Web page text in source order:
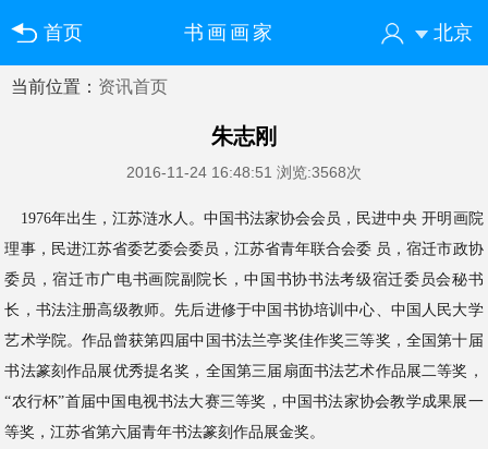
首页 北京
书画画家
您好！欢迎来到中国书画门户网
当前位置： 资讯首页
朱志刚
2016-11-24 16:48:51 浏览:3568次
1976年出生，江苏涟水人。中国书法家协会会员，民进中央 开明画院
理事，民进江苏省委艺委会委员，江苏省青年联合会委 员，宿迁市政协
委员，宿迁市广电书画院副院长，中国书协书法考级宿迁委员会秘书
长，书法注册高级教师。先后进修于中国书协培训中心、中国人民大学
艺术学院。作品曾获第四届中国书法兰亭奖佳作奖三等奖，全国第十届
书法篆刻作品展优秀提名奖，全国第三届扇面书法艺术作品展二等奖，
“农行杯”首届中国电视书法大赛三等奖，中国书法家协会教学成果展一
等奖，江苏省第六届青年书法篆刻作品展金奖。